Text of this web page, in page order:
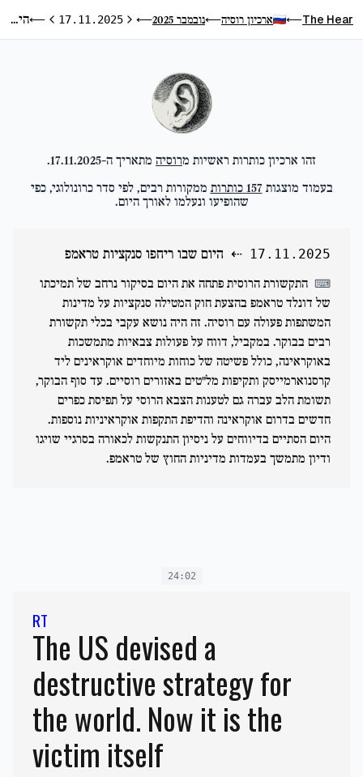
The Hear
⟵ ארכיון רוסיה⟵נובמבר 2025 ⟵היום הקודם
17.11.2025 היום הבא
⟵ היום שבו ריחפו סנקציות טראמפ
זהו ארכיון כותרות ראשיות מרוסיה מתאריך ה-17.11.2025
.
בעמוד מוצגות 157 כותרות ממקורות רבים, לפי סדר כרונולוגי, כפי
שהופיעו ונעלמו לאורך היום.
17.11.2025
⇠ היום שבו ריחפו סנקציות טראמפ
⌨ התקשורת הרוסית פתחה את היום בסיקור נרחב של תמיכתו
של דונלד טראמפ בהצעת חוק המטילה סנקציות על מדינות
המשתפות פעולה עם רוסיה. זה היה נושא עקבי בכלי תקשורת
רבים בבוקר. במקביל, דווח על פעולות צבאיות מתמשכות
באוקראינה, כולל פשיטה של כוחות מיוחדים אוקראינים ליד
קרסנוארמייסק ותקיפות מל"טים באזורים רוסיים. עד סוף הבוקר,
תשומת הלב עברה גם לטענות הצבא הרוסי על תפיסת כפרים
חדשים בדרום אוקראינה והדיפת התקפות אוקראיניות נוספות.
היום הסתיים בדיווחים על ניסיון התנקשות לכאורה בסרגיי שויגו
ודיון מתמשך בעמדות מדיניות החוץ של טראמפ.
24:02
RT
The US devised a
destructive strategy for
the world. Now it is the
victim itself